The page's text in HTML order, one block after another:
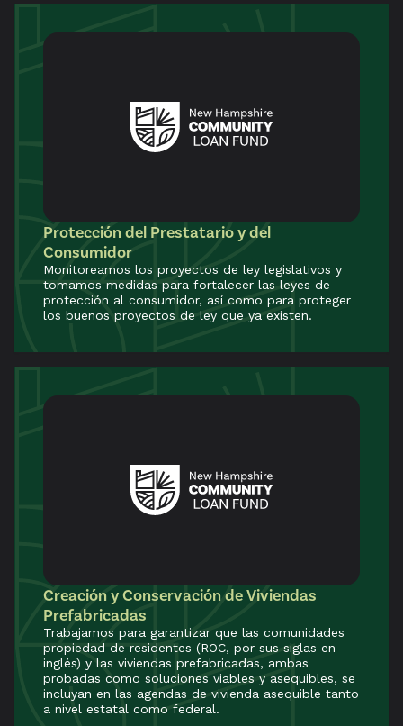
Protección del Prestatario y del
Consumidor
Monitoreamos los proyectos de ley legislativos y
tomamos medidas para fortalecer las leyes de
protección al consumidor, así como para proteger
los buenos proyectos de ley que ya existen.
Creación y Conservación de Viviendas
Prefabricadas
Trabajamos para garantizar que las comunidades
propiedad de residentes (ROC, por sus siglas en
inglés) y las viviendas prefabricadas, ambas
probadas como soluciones viables y asequibles, se
incluyan en las agendas de vivienda asequible tanto
a nivel estatal como federal.